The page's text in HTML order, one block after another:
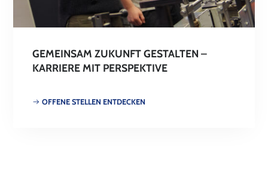
GEMEINSAM ZUKUNFT GESTALTEN –
KARRIERE MIT PERSPEKTIVE
OFFENE STELLEN ENTDECKEN